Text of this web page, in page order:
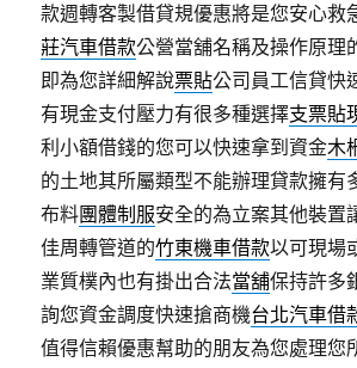
款週轉客製借貸規優惠將是您安心救
莊汽車借款公營當舖名稱及操作原理
即為您詳細解說票貼公司員工信貸快
有現金支付壓力有很多種選擇支票貼
利小額借錢的您可以快速拿到資金木
的土地其所屬類型不能辦理貸款擁有
布料團體制服安全的為立案其他裝置
佳周轉管道的竹東機車借款以可​現場
業質樸內也有掛出合法當舖保持許多
詢您資金調度快速搶商機台北汽車借
值得信賴優惠幫助的朋友為您處理您